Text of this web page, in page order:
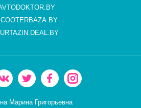
Марина Григорьевна